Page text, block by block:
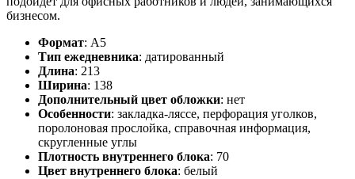
бизнесом.
Формат: А5
Тип ежедневника: датированный
Длина: 213
Ширина: 138
Дополнительный цвет обложки: нет
Особенности: закладка-ляссе, перфорация уголков,
поролоновая прослойка, справочная информация,
скругленные углы
Плотность внутреннего блока: 70
Цвет внутреннего блока: белый